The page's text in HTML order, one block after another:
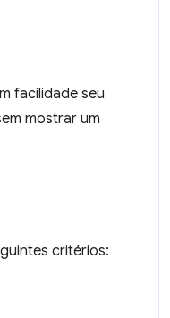
facilidade seu
mostrar um
critérios: